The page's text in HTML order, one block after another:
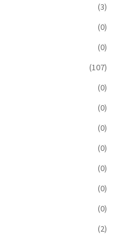
(3)
(0)
(0)
(107)
(0)
(0)
(0)
(0)
(0)
(0)
(0)
(2)